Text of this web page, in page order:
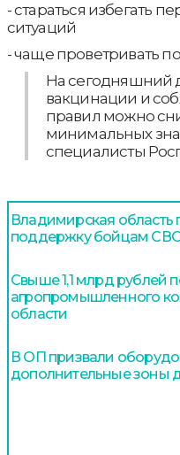
- стараться избегать
ситуаций
- чаще проветривать
На сегодняшний
вакцинации и
правил можно
минимальных
специалисты
Владимирская область
поддержку бойцам
Свыше 1,1 млрд рублей
агропромышленного
области
В ОП призвали
дополнительные зоны